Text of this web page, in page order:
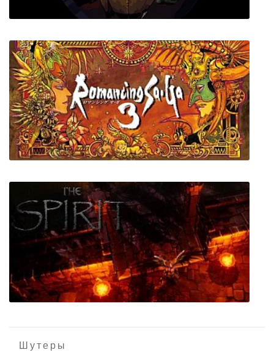
Deadbolt
Romancing SaGa 3
Шутеры